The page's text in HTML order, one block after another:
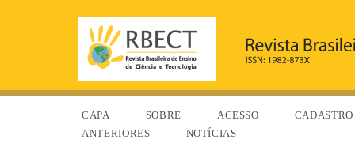
CAPA SOBRE ACESSO
CADASTRO
ANTERIORES
NOTÍCIAS